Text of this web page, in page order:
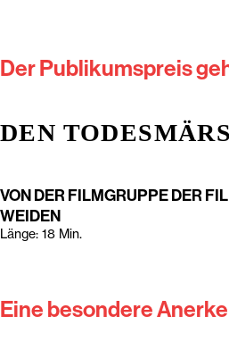
Der Publikumspreis
DEN
VON DER FILMGRUPPE DER
WEIDEN
Länge: 18 Min.
Eine besondere